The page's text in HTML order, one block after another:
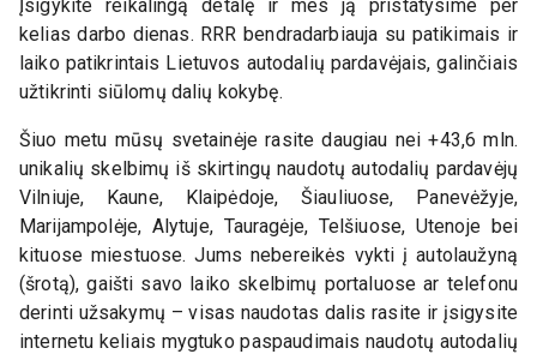
Įsigykite reikalingą detalę ir mes ją pristatysime per
kelias darbo dienas. RRR bendradarbiauja su patikimais ir
laiko patikrintais Lietuvos autodalių pardavėjais, galinčiais
užtikrinti siūlomų dalių kokybę.
Šiuo metu mūsų svetainėje rasite daugiau nei +43,6 mln.
unikalių skelbimų iš skirtingų naudotų autodalių pardavėjų
Vilniuje, Kaune, Klaipėdoje, Šiauliuose, Panevėžyje,
Marijampolėje, Alytuje, Tauragėje, Telšiuose, Utenoje bei
kituose miestuose. Jums nebereikės vykti į autolaužyną
(šrotą), gaišti savo laiko skelbimų portaluose ar telefonu
derinti užsakymų – visas naudotas dalis rasite ir įsigysite
internetu keliais mygtuko paspaudimais naudotų autodalių